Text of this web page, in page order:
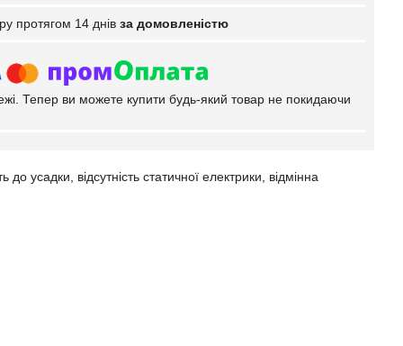
протягом 14 днів за домовленістю
Тепер ви можете купити будь-який товар не покидаючи
усадки, відсутність статичної електрики, відмінна